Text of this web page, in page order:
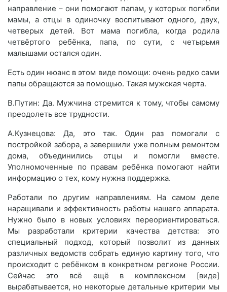
направление – они помогают папам, у которых погибли
мамы, а отцы в одиночку воспитывают одного, двух,
четверых детей. Вот мама погибла, когда родила
четвёртого ребёнка, папа, по сути, с четырьмя
малышами остался один.
Есть один нюанс в этом виде помощи: очень редко сами
папы обращаются за помощью. Такая мужская черта.
В.Путин: Да. Мужчина стремится к тому, чтобы самому
преодолеть все трудности.
А.Кузнецова: Да, это так. Один раз помогали с
постройкой забора, а завершили уже полным ремонтом
дома, объединились отцы и помогли вместе.
Уполномоченные по правам ребёнка помогают найти
информацию о тех, кому нужна поддержка.
Работали по другим направлениям. На самом деле
наращивали и эффективность работы нашего аппарата.
Нужно было в новых условиях переориентироваться.
Мы разработали критерии качества детства: это
специальный подход, который позволит из данных
различных ведомств собрать единую картину того, что
происходит с ребёнком в конкретном регионе России.
Сейчас это всё ещё в комплексном [виде]
вырабатывается, но некоторые детальные критерии мы